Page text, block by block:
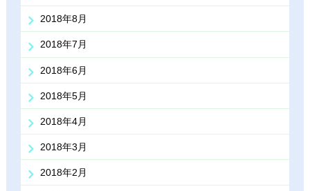
2018年8月
2018年7月
2018年6月
2018年5月
2018年4月
2018年3月
2018年2月